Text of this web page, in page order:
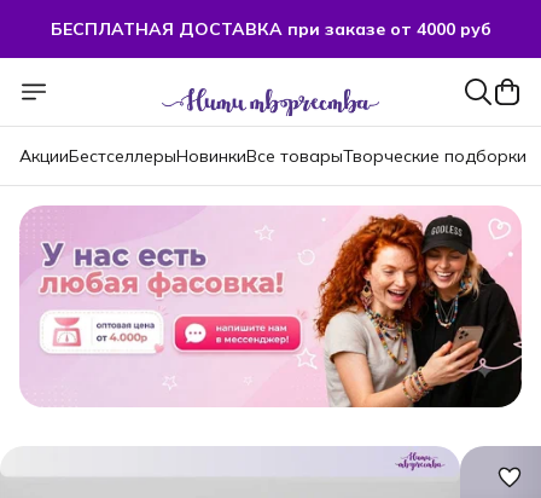
БЕСПЛАТНАЯ ДОСТАВКА при заказе от 4000 руб
БЕСПЛАТНАЯ ДОСТАВКА при заказе от 4000 руб
АкцииБестселлерыНовинкиВсе товарыТворческие подборки